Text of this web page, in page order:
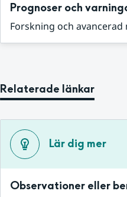
Prognoser och
Forskning och
Relaterade länkar
Lär dig mer
Observationer eller